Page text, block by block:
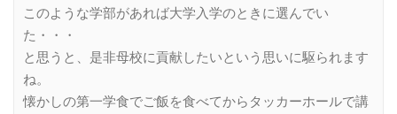
このような学部があれば大学入学のときに選んでい
た・・・
と思うと、是非母校に貢献したいという思いに駆られます
ね。
懐かしの第一学食でご飯を食べてからタッカーホールで講